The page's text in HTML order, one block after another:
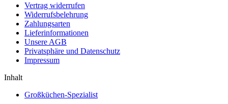
Vertrag widerrufen
Widerrufsbelehrung
Zahlungsarten
Lieferinformationen
Unsere AGB
Privatsphäre und Datenschutz
Impressum
Inhalt
Großküchen-Spezialist